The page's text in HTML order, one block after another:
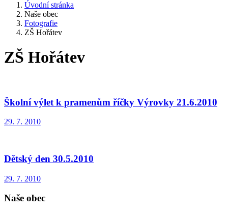
Úvodní stránka
Naše obec
Fotografie
ZŠ Hořátev
ZŠ Hořátev
Školní výlet k pramenům říčky Výrovky 21.6.2010
29. 7. 2010
Dětský den 30.5.2010
29. 7. 2010
Naše obec